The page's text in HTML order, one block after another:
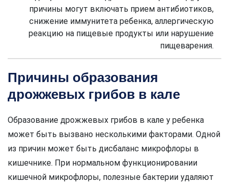
причины могут включать прием антибиотиков,
снижение иммунитета ребенка, аллергическую
реакцию на пищевые продукты или нарушение
пищеварения.
Причины образования
дрожжевых грибов в кале
Образование дрожжевых грибов в кале у ребенка
может быть вызвано несколькими факторами. Одной
из причин может быть дисбаланс микрофлоры в
кишечнике. При нормальном функционировании
кишечной микрофлоры, полезные бактерии удаляют